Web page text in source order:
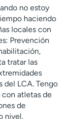
no estoy
haciendo
locales con
Prevención
tratar las
del LCA. Tengo
con atletas de
de
nivel.